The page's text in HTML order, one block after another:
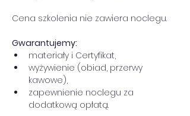
Cena szkolenia nie zawiera noclegu.
Gwarantujemy:
materiały i Certyfikat,
wyżywienie (obiad, przerwy
kawowe),
zapewnienie noclegu za
dodatkową opłatą.